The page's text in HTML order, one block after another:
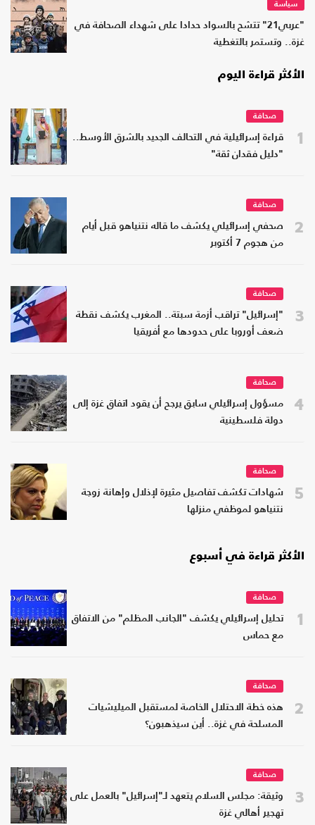
سياسة
"عربي21" تتشح بالسواد حدادا على شهداء الصحافة في
غزة.. وتستمر بالتغطية
الأكثر قراءة اليوم
1
صحافة
قراءة إسرائيلية في التحالف الجديد بالشرق الأوسط..
"دليل فقدان ثقة"
2
صحافة
صحفي إسرائيلي يكشف ما قاله نتنياهو قبل أيام
من هجوم 7 أكتوبر
3
صحافة
"إسرائيل" تراقب أزمة سبتة.. المغرب يكشف نقطة
ضعف أوروبا على حدودها مع أفريقيا
4
صحافة
مسؤول إسرائيلي سابق يرجح أن يقود اتفاق غزة إلى
دولة فلسطينية
5
صحافة
شهادات تكشف تفاصيل مثيرة لإذلال وإهانة زوجة
نتنياهو لموظفي منزلها
الأكثر قراءة في أسبوع
1
صحافة
تحليل إسرائيلي يكشف "الجانب المظلم" من الاتفاق
مع حماس
2
صحافة
هذه خطة الاحتلال الخاصة لمستقبل الميليشيات
المسلحة في غزة.. أين سيذهبون؟
3
صحافة
وثيقة: مجلس السلام يتعهد لـ"إسرائيل" بالعمل على
تهجير أهالي غزة